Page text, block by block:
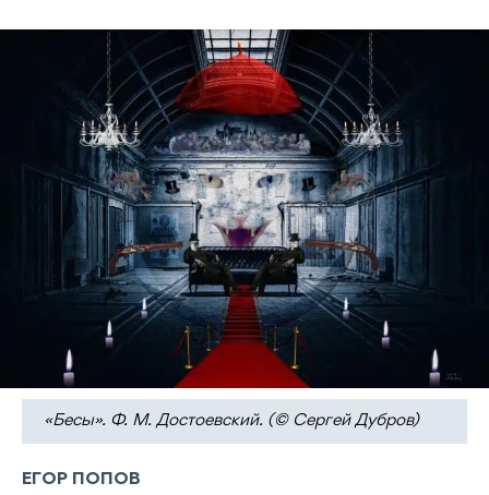
«Бесы». Ф. М. Достоевский. (© Сергей Дубров)
ЕГОР ПОПОВ